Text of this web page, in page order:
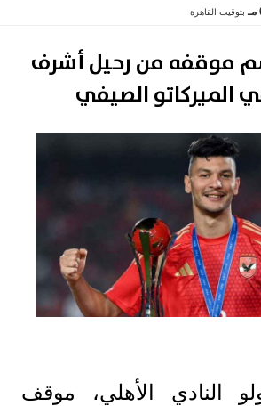
بتوقيت القاهرة
موقفه من رحيل أشرف
الميركاتو الصيفي
النادي الأهلي، موقف